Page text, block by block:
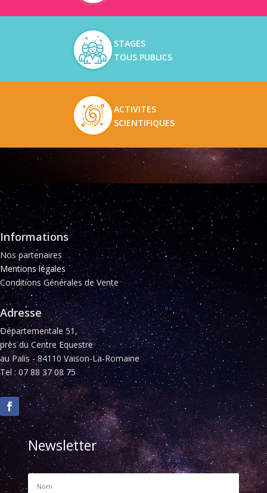
STAGES
TOUS PUBLICS
ACTIVITES
SCIENTIFIQUES
Informations
Nos partenaires
Mentions légales
Conditions Générales de Vente
Adresse
Départementale 51,
près du Centre Equestre
au Palis - 84110 Vaison-La-Romaine
Tel : 07 88 37 08 75
Newsletter